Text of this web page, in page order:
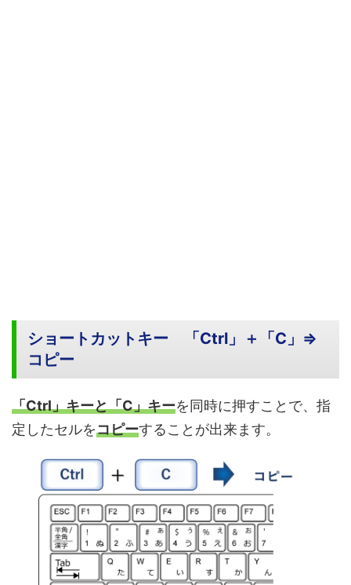
ショートカットキー 「Ctrl」＋「C」⇒
コピー
「Ctrl」キーと「C」キーを同時に押すことで、指
定したセルをコピーすることが出来ます。